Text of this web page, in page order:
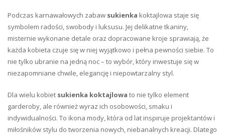
Podczas karnawałowych zabaw sukienka koktajlowa staje się
symbolem radości, swobody i luksusu. Jej delikatne tkaniny,
misternie wykonane detale oraz dopracowane kroje sprawiają, że
każda kobieta czuje się w niej wyjątkowo i pełna pewności siebie. To
nie tylko ubranie na jedną noc – to wybór, który inwestuje się w
niezapomniane chwile, elegancję i niepowtarzalny styl.
Dla wielu kobiet sukienka koktajlowa to nie tylko element
garderoby, ale również wyraz ich osobowości, smaku i
indywidualności. To ikona mody, która od lat inspiruje projektantów i
miłośników stylu do tworzenia nowych, niebanalnych kreacji. Dlatego